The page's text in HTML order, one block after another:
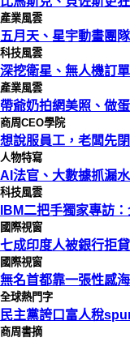
產業風雲
五月天、星宇動畫團
科技風雲
深挖衛星、無人機訂
產業風雲
帶爺奶拍網美照、做
商周CEO學院
想說服員工，老闆先
人物特寫
AI法官、大數據抓漏
科技風雲
IBM二把手獨家專訪
國際視窗
七成印度人被銀行拒
國際視窗
無名首都靠一張性感
全球熱門字
民主黨誇口富人稅
商周書摘